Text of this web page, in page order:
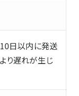
日以内に発送
り遅れが生じ